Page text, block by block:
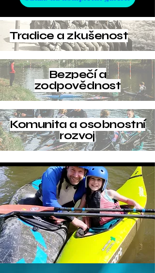
Tradice a zkušenost
Bezpečí a
zodpovědnost
Komunita a osobnostní
rozvoj